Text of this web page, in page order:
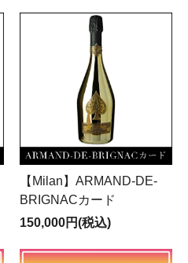
【Milan】ARMAND-DE-
BRIGNACカード
150,000円(税込)